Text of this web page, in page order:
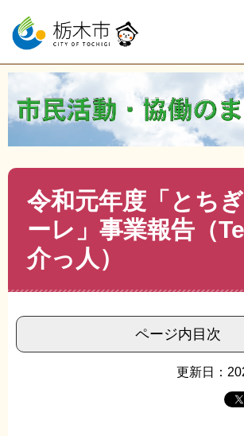
ー
の
で
ニ
ー
ば
て
本
トップページ >分類でさがす >くらし
り・協働 >市民活動・NPO >市民活動・
度「とちぎ夢ファーレ」事業報告（
令和元年度「とち
ーレ」事業報告（
介っ人）
ページ内目次
更新日：